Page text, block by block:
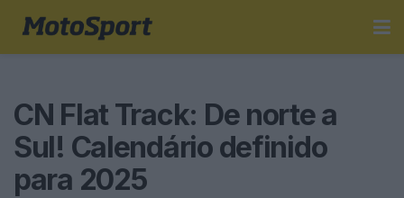
CN Flat Track: De norte a
Sul! Calendário definido
para 2025